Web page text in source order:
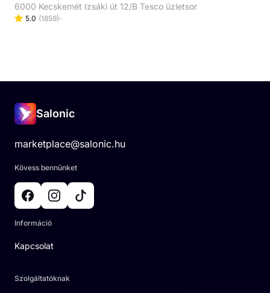
6000 Kecskemét Izsáki út 12/B Tesco üzletsor
5.0 (1859)
Salonic
marketplace@salonic.hu
Kövess bennünket
Információ
Kapcsolat
Szolgáltatóknak